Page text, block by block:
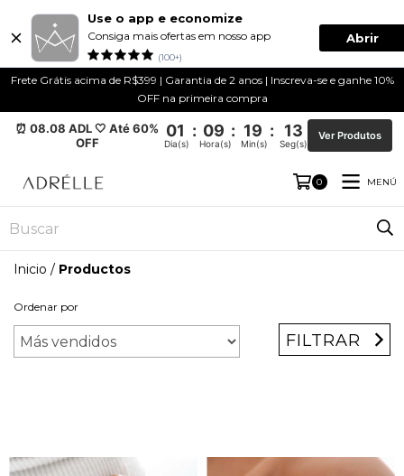
Use o app e economize
Consiga mais ofertas em nosso app
(100+)
Abrir
Frete Grátis acima de R$399 | Garantia de 2 anos | Inscreva-se e ganhe 10%
OFF na primeira compra
⏰ 08.08 ADL 🤍 Até 60%
OFF
01 : 09 : 19 : 13
Dia(s) Hora(s) Min(s) Seg(s)
Ver Produtos
0 MENÚ
Inicio / Productos
Ordenar por
FILTRAR